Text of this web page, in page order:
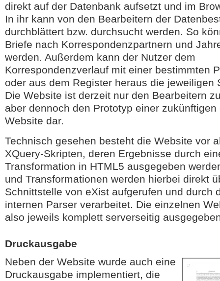
direkt auf der Datenbank aufsetzt und im
In ihr kann von den Bearbeitern der
durchblättert bzw. durchsucht werden. So
Briefe nach Korrespondenzpartnern und
werden. Außerdem kann der Nutzer dem
Korrespondenzverlauf mit einer bestimmten
oder aus dem Register heraus die jeweiligen
Die Website ist derzeit nur den Bearbeitern
aber dennoch den Prototyp einer
Website dar.
Technisch gesehen besteht die Website vor
XQuery-Skripten, deren Ergebnisse durch
Transformation in HTML5 ausgegeben
und Transformationen werden hierbei direkt
Schnittstelle von eXist aufgerufen und durch
internen Parser verarbeitet. Die einzelnen
also jeweils komplett serverseitig
Druckausgabe
Neben der Website wurde auch eine
Druckausgabe implementiert, die